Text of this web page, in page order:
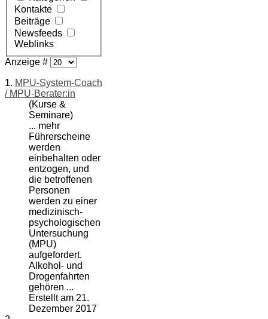
Kontakte
Beiträge
Newsfeeds
Weblinks
Anzeige #
1. MPU-System-Coach
/ MPU-Berater:in
(Kurse &
Seminare)
... mehr
Führerscheine
werden
einbehalten oder
entzogen, und
die betroffenen
Personen
werden zu einer
medizinisch-
psychologischen
Untersuchung
(MPU)
aufgefordert.
Alkohol - und
Drogenfahrten
gehören ...
Erstellt am 21.
Dezember 2017